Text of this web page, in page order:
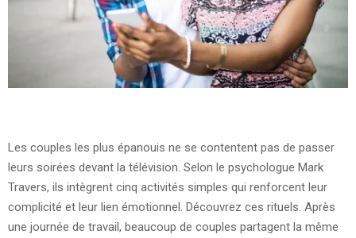
Les couples les plus épanouis ne se contentent pas de passer
leurs soirées devant la télévision. Selon le psychologue Mark
Travers, ils intègrent cinq activités simples qui renforcent leur
complicité et leur lien émotionnel. Découvrez ces rituels. Après
une journée de travail, beaucoup de couples partagent la même